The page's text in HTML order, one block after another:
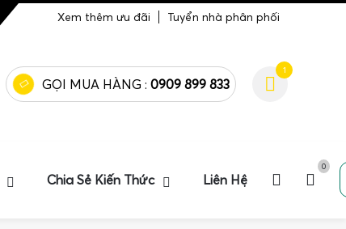
Xem thêm ưu đãi Tuyển nhà phân phối
GỌI MUA HÀNG : 0909 899 833
1
Chia Sẻ Kiến Thức Liên Hệ
0